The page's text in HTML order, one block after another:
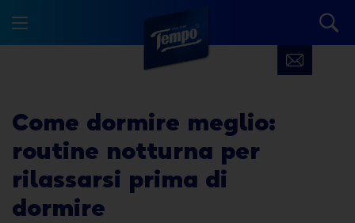
Come dormire meglio:
routine notturna per
rilassarsi prima di
dormire